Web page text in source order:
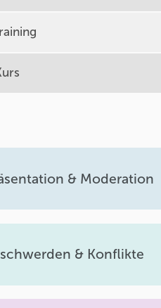
& Moderation
& Konflikte